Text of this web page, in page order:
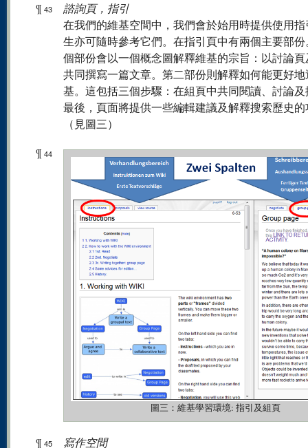
¶ 43
諮詢頁，指引
在我們的維基空間中，我們會於始用時提供使用
生亦可隨時參考它們。在指引頁中有兩個主要部
個部份會以一個概念圖解釋維基的宗旨：以討論
共同撰寫一篇文章。第二部份則解釋如何能更好
基。這包括三個步驟：在組頁中共同閱讀、討論
最後，頁面將提供一些編輯建議及解釋搜索歷史
（見圖三）
¶ 44
圖三：維基學習環境: 指引及組頁
¶ 45 寫作空間